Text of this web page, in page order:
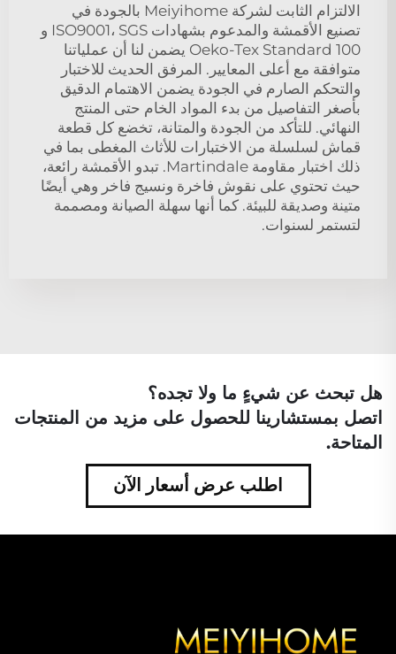
الالتزام الثابت لشركة Meiyihome بالجودة في
تصنيع الأقمشة والمدعوم بشهادات ISO9001، SGS و
Oeko-Tex Standard 100 يضمن لنا أن عملياتنا
متوافقة مع أعلى المعايير. المرفق الحديث للاختبار
والتحكم الصارم في الجودة يضمن الاهتمام الدقيق
بأصغر التفاصيل من بدء المواد الخام حتى المنتج
النهائي. للتأكد من الجودة والمتانة، تخضع كل قطعة
قماش لسلسلة من الاختبارات للأثاث المغطى بما في
ذلك اختبار مقاومة Martindale. تبدو الأقمشة رائعة،
حيث تحتوي على نقوش فاخرة ونسيج فاخر وهي أيضًا
متينة وصديقة للبيئة. كما أنها سهلة الصيانة ومصممة
لتستمر لسنوات.
هل تبحث عن شيءٍ ما ولا تجده؟
اتصل بمستشارينا للحصول على مزيد من المنتجات
المتاحة.
اطلب عرض أسعار الآن